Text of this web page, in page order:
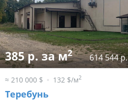
385 р. за м2 614 544 р.
≈ 210 000 $ 132 $/м2
Теребунь